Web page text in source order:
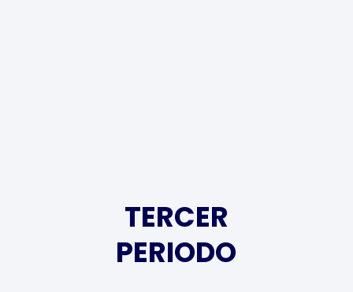
TERCER
PERIODO